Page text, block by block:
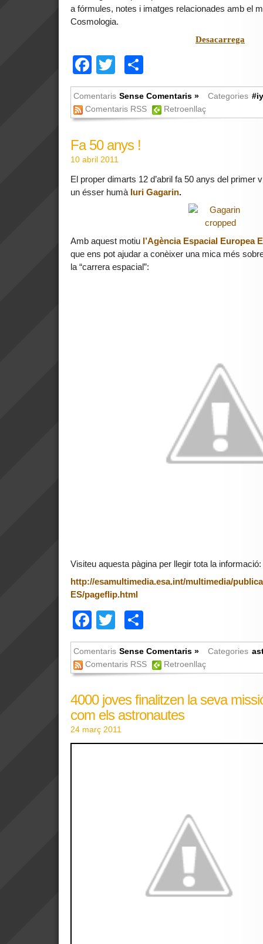
a fórmules, notes i imatges relacionades amb el
Cosmologia.
Desacarrega
Facebook
Twitter
Comentaris Sense Comentaris » Categories
Comentaris RSS
Retroenllaç
Fa 50 anys !
10 abril 2011
El proper dimarts 12 d’abril fa 50 anys del primer
un ésser humà Iuri Gagarin.
Amb aquest motiu l’Agència Espacial Europea
que ens pot ajudar a conèixer una mica més
la “carrera espacial”:
Visiteu aquesta pàgina per llegir tota la informació:
http://esamultimedia.esa.int/multimedia/
ES/pageflip.html
Facebook
Twitter
Comentaris Sense Comentaris » Categories
Comentaris RSS
Retroenllaç
4000 joves finalitzen la seva
com els astronautes
24 març 2011